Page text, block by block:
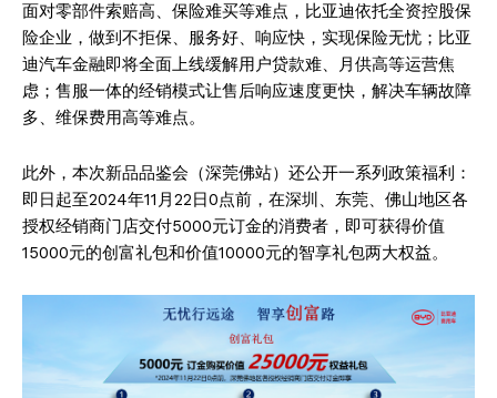
面对零部件索赔高、保险难买等难点，比亚迪依托全资控股保
险企业，做到不拒保、服务好、响应快，实现保险无忧；比亚
迪汽车金融即将全面上线缓解用户贷款难、月供高等运营焦
虑；售服一体的经销模式让售后响应速度更快，解决车辆故障
多、维保费用高等难点。
此外，本次新品品鉴会（深莞佛站）还公开一系列政策福利：
即日起至2024年11月22日0点前，在深圳、东莞、佛山地区各
授权经销商门店交付5000元订金的消费者，即可获得价值
15000元的创富礼包和价值10000元的智享礼包两大权益。